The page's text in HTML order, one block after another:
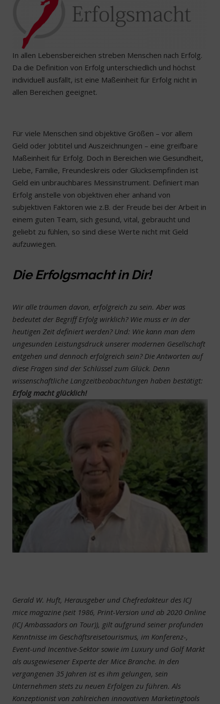
In allen Lebensbereichen streben Menschen nach Erfolg.
Da die Definition von Erfolg unterschiedlich und höchst
individuell ausfällt, ist eine Maßeinheit für Erfolg nicht in
allen Bereichen geeignet.
Für viele Menschen sind objektive Größen – vor allem
Geld oder Jobtitel und Auszeichnungen – eine greifbare
Maßeinheit für Erfolg. Doch in Bereichen wie Gesundheit,
Liebe, Familie, Freundeskreis oder Glücksempfinden ist
Geld ein unbrauchbares Messinstrument. Definiert man
Erfolg anstelle von objektiven eher anhand von
subjektiven Faktoren wie z.B. der Freude bei der Arbeit in
einem guten Team, sich gesund, vital, gebraucht und
geliebt zu fühlen, so sind diese Werte nicht mit Geld
aufzuwiegen.
Die Erfolgsmacht in Dir!
Wir alle träumen davon, erfolgreich zu sein. Aber was
bedeutet der Begriff Erfolg wirklich? Wie muss er in der
heutigen Zeit definiert werden? Und: Wie kann man dem
ungesunden Leistungsdruck unserer modernen Gesellschaft
entgehen und dennoch erfolgreich sein? Die Antworten auf
diese Fragen sind der Schlüssel zum Glück. Denn
wissenschaftliche Langzeitbeobachtungen haben bestätigt:
Erfolg macht glücklich!
Gerald W. Huft, Herausgeber und Chefredakteur des ICJ
mice magazine (seit 1986, Print-Version und ab 2020 Online
(ICJ Ambassadors on Tour)), gilt aufgrund seiner profunden
Kenntnisse im Geschäftsreisetourismus, im Konferenz-,
Event-und Incentive-Sektor sowie im Luxury und Golf Markt
als ausgewiesener Experte der Mice Branche. In den
vergangenen 35 Jahren ist es ihm gelungen, sein
Unternehmen stets zu neuen Erfolgen zu führen. Als
Konzeptionist von zahlreichen innovativen Marketingtools